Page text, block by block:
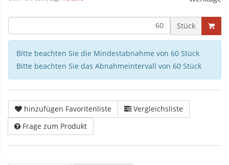
Stück
Bitte beachten Sie die Mindestabnahme von 60 Stück
Bitte beachten Sie das Abnahmeintervall von 60 Stück
hinzufügen Favoritenliste
Vergleichsliste
Frage zum Produkt